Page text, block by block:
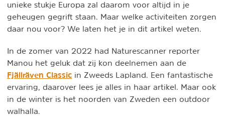
unieke stukje Europa zal daarom voor altijd in je
geheugen gegrift staan. Maar welke activiteiten zorgen
daar nou voor? We laten het je in dit artikel weten.
In de zomer van 2022 had Naturescanner reporter
Manou het geluk dat zij kon deelnemen aan de
Fjällräven Classic in Zweeds Lapland. Een fantastische
ervaring, daarover lees je alles in haar artikel. Maar ook
in de winter is het noorden van Zweden een outdoor
walhalla.